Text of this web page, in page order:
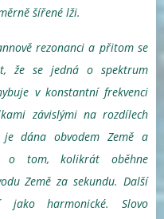
šířené lži.
rezonanci a přitom se
že se jedná o spektrum
v konstantní frekvenci
závislými na rozdílech
je dána obvodem Země a
o tom, kolikrát oběhne
Země za sekundu. Další
jako harmonické. Slovo